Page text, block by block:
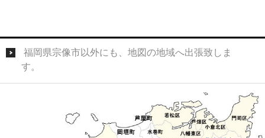
福岡県宗像市以外にも、地図の地域へ出張致しま
す。